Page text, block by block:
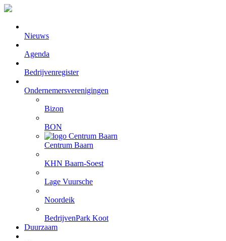
Nieuws
Agenda
Bedrijvenregister
Ondernemersverenigingen
Bizon
BON
Centrum Baarn
KHN Baarn-Soest
Lage Vuursche
Noordeik
BedrijvenPark Koot
Duurzaam